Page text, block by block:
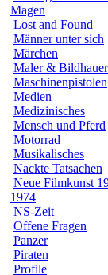
Magen
Lost and Found
Männer unter sich
Märchen
Maler & Bildhauer
Maschinenpistolen
Medien
Medizinisches
Mensch und Pferd
Motorrad
Musikalisches
Nackte Tatsachen
Neue Filmkunst
1974
NS-Zeit
Offene Fragen
Panzer
Piraten
Profile